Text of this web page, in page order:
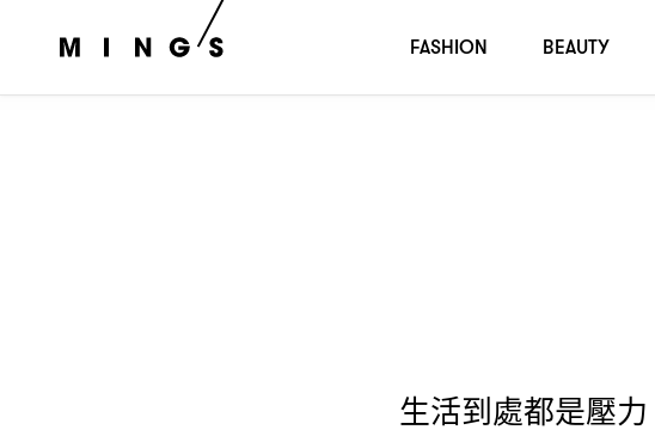
生活到處都是壓力
FASHION BEAUTY
生活到處都是壓力 ，